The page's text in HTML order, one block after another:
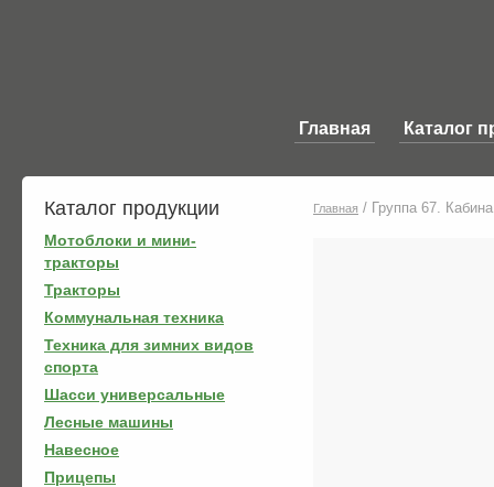
Главная Каталог
Каталог продукции
Мотоблоки и мини-
тракторы
Тракторы
Коммунальная техника
Техника для зимних видов
спорта
Шасси универсальные
Лесные машины
Навесное
Прицепы
Главная / Группа 67.